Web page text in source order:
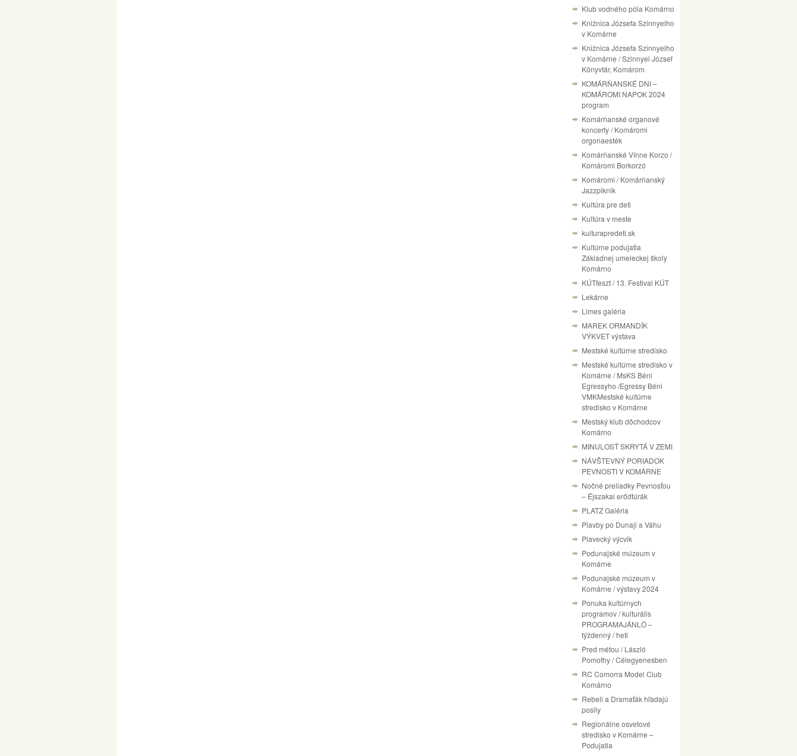
Klub vodného póla Komárno
Knižnica Józsefa Szinnyeiho
v Komárne
Knižnica Józsefa Szinnyeiho
v Komárne / Szinnyei József
Könyvtár, Komárom
KOMÁRŇANSKÉ DNI –
KOMÁROMI NAPOK 2024
program
Komárňanské organové
koncerty / Komáromi
orgonaesték
Komárňanské Vínne Korzo /
Komáromi Borkorzó
Komáromi / Komárňanský
Jazzpiknik
Kultúra pre deti
Kultúra v meste
kulturapredeti.sk
Kultúrne podujatia
Základnej umeleckej školy
Komárno
KÚTfeszt / 13. Festival KÚT
Lekárne
Limes galéria
MAREK ORMANDÍK
VÝKVET výstava
Mestské kultúrne stredisko
Mestské kultúrne stredisko v
Komárne / MsKS Béni
Egressyho /Egressy Béni
VMKMestské kultúrne
stredisko v Komárne
Mestský klub dôchodcov
Komárno
MINULOSŤ SKRYTÁ V ZEMI
NÁVŠTEVNÝ PORIADOK
PEVNOSTI V KOMÁRNE
Nočné preliadky Pevnosťou
– Éjszakai erődtúrák
PLATZ Galéria
Plavby po Dunaji a Váhu
Plavecký výcvik
Podunajské múzeum v
Komárne
Podunajské múzeum v
Komárne / výstavy 2024
Ponuka kultúrnych
programov / kulturális
PROGRAMAJÁNLÓ –
týždenný / heti
Pred métou / László
Pomothy / Célegyenesben
RC Comorra Model Club
Komárno
Rebeli a Dramaťák hľadajú
posily
Regionálne osvetové
stredisko v Komárne –
Podujatia